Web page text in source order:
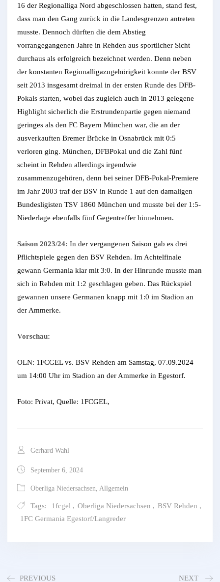
16 der Regionalliga Nord abgeschlossen hatten, stand fest,
dass man den Gang zurück in die Landesgrenzen antreten
musste. Dennoch dürften die dem Abstieg
vorrangegangenen Jahre in Rehden aus sportlicher Sicht
durchaus als erfolgreich bezeichnet werden. Denn neben
der konstanten Regionalligazugehörigkeit konnte der BSV
seit 2013 insgesamt dreimal in der ersten Runde des DFB-
Pokals starten, wobei das zugleich auch in 2013 gelegene
Highlight sicherlich die Erstrundenpartie gegen niemand
geringes als den FC Bayern München war, die an der
ausverkauften Bremer Brücke in Osnabrück mit 0:5
verloren ging. München, DFBPokal und die Zahl fünf
scheint in Rehden allerdings irgendwie
zusammenzugehören, denn bei seiner DFB-Pokal-Premiere
im Jahr 2003 traf der BSV in Runde 1 auf den damaligen
Bundesligisten TSV 1860 München und musste bei der 1:5-
Niederlage ebenfalls fünf Gegentreffer hinnehmen.
Saison 2023/24: In der vergangenen Saison gab es drei
Pflichtspiele gegen den BSV Rehden. Im Achtelfinale
gewann Germania klar mit 3:0. In der Hinrunde musste man
sich in Rehden mit 1:2 geschlagen geben. Das Rückspiel
gewannen unsere Germanen knapp mit 1:0 im Stadion an
der Ammerke.
Vorschau:
OLN: 1FCGEL vs. BSV Rehden am Samstag, 07.09.2024
um 14:00 Uhr im Stadion an der Ammerke in Egestorf.
Foto: Privat, Quelle: 1FCGEL,
Gerhard Wahl
September 6, 2024
Oberliga Niedersachsen Allgemein
Tags: 1fcgel , Oberliga Niedersachsen , BSV Rehden ,
1FC Germania Egestorf/Langreder
PREVIOUS NEXT